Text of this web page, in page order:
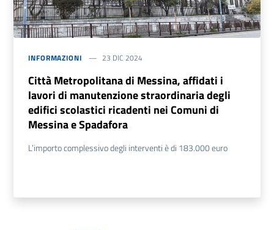
INFORMAZIONI 23 DIC 2024
Città Metropolitana di Messina, affidati i
lavori di manutenzione straordinaria degli
edifici scolastici ricadenti nei Comuni di
Messina e Spadafora
L’importo complessivo degli interventi è di 183.000 euro